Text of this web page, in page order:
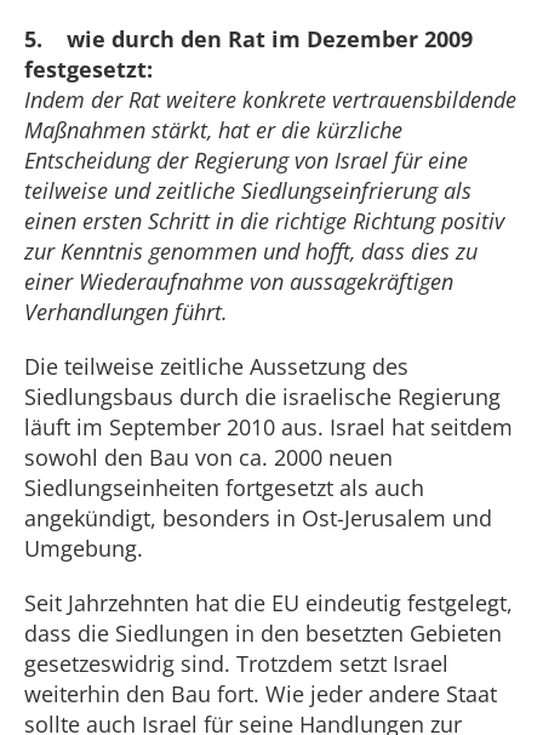
5. wie durch den Rat im Dezember 2009
festgesetzt:
Indem der Rat weitere konkrete vertrauensbildende
Maßnahmen stärkt, hat er die kürzliche
Entscheidung der Regierung von Israel für eine
teilweise und zeitliche Siedlungseinfrierung als
einen ersten Schritt in die richtige Richtung positiv
zur Kenntnis genommen und hofft, dass dies zu
einer Wiederaufnahme von aussagekräftigen
Verhandlungen führt.
Die teilweise zeitliche Aussetzung des
Siedlungsbaus durch die israelische Regierung
läuft im September 2010 aus. Israel hat seitdem
sowohl den Bau von ca. 2000 neuen
Siedlungseinheiten fortgesetzt als auch
angekündigt, besonders in Ost-Jerusalem und
Umgebung.
Seit Jahrzehnten hat die EU eindeutig festgelegt,
dass die Siedlungen in den besetzten Gebieten
gesetzeswidrig sind. Trotzdem setzt Israel
weiterhin den Bau fort. Wie jeder andere Staat
sollte auch Israel für seine Handlungen zur